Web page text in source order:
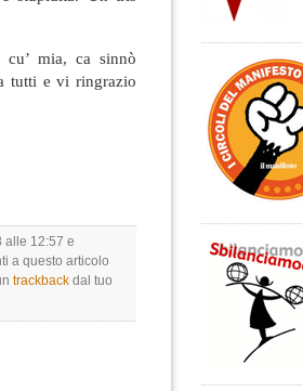
mia, ca sinnò
tutti e vi ringrazio
alle 12:57 e
a questo articolo
trackback dal tuo